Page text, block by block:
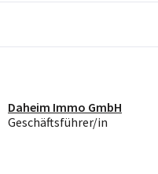
Daheim Immo GmbH
Geschäftsführer/in